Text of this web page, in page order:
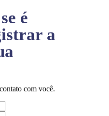
é
a
com você.